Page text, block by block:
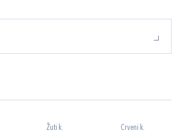
Žuti k. Crveni k.